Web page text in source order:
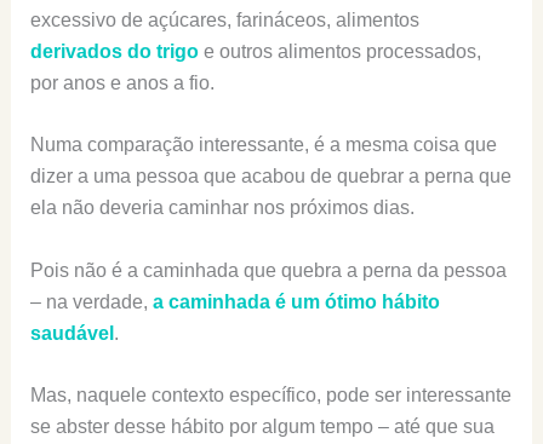
excessivo de açúcares, farináceos, alimentos
derivados do trigoe outros alimentos processados,
por anos e anos a fio.
Numa comparação interessante, é a mesma coisa que
dizer a uma pessoa que acabou de quebrar a perna que
ela não deveria caminhar nos próximos dias.
Pois não é a caminhada que quebra a perna da pessoa
– na verdade, a caminhada é um ótimo hábito
saudável .
Mas, naquele contexto específico, pode ser interessante
se abster desse hábito por algum tempo – até que sua